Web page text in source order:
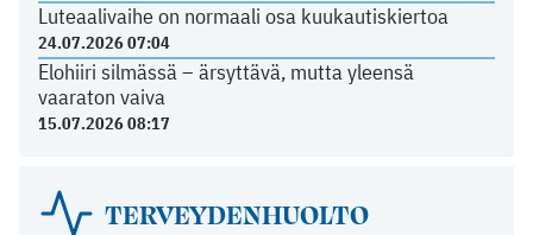
Luteaalivaihe on normaali osa kuukautiskiertoa
24.07.2026 07:04
Elohiiri silmässä – ärsyttävä, mutta yleensä
vaaraton vaiva
15.07.2026 08:17
TERVEYDENHUOLTO